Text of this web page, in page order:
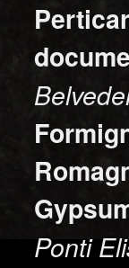
Ponti